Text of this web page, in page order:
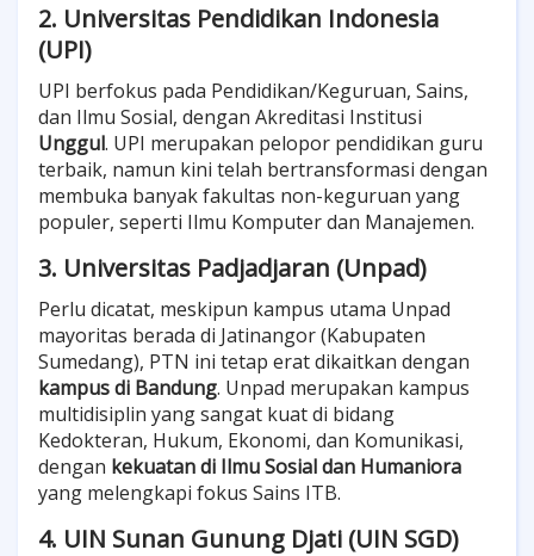
2. Universitas Pendidikan Indonesia
(UPI)
UPI berfokus pada Pendidikan/Keguruan, Sains,
dan Ilmu Sosial, dengan Akreditasi Institusi
Unggul. UPI merupakan pelopor pendidikan guru
terbaik, namun kini telah bertransformasi dengan
membuka banyak fakultas non-keguruan yang
populer, seperti Ilmu Komputer dan Manajemen.
3. Universitas Padjadjaran (Unpad)
Perlu dicatat, meskipun kampus utama Unpad
mayoritas berada di Jatinangor (Kabupaten
Sumedang), PTN ini tetap erat dikaitkan dengan
kampus di Bandung. Unpad merupakan kampus
multidisiplin yang sangat kuat di bidang
Kedokteran, Hukum, Ekonomi, dan Komunikasi,
dengan kekuatan di Ilmu Sosial dan Humaniora
yang melengkapi fokus Sains ITB.
4. UIN Sunan Gunung Djati (UIN SGD)